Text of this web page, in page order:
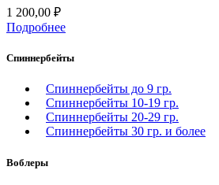
1 200,00 ₽
Подробнее
Спиннербейты
Спиннербейты до 9 гр.
Спиннербейты 10-19 гр.
Спиннербейты 20-29 гр.
Спиннербeйты 30 гр. и более
Воблеры